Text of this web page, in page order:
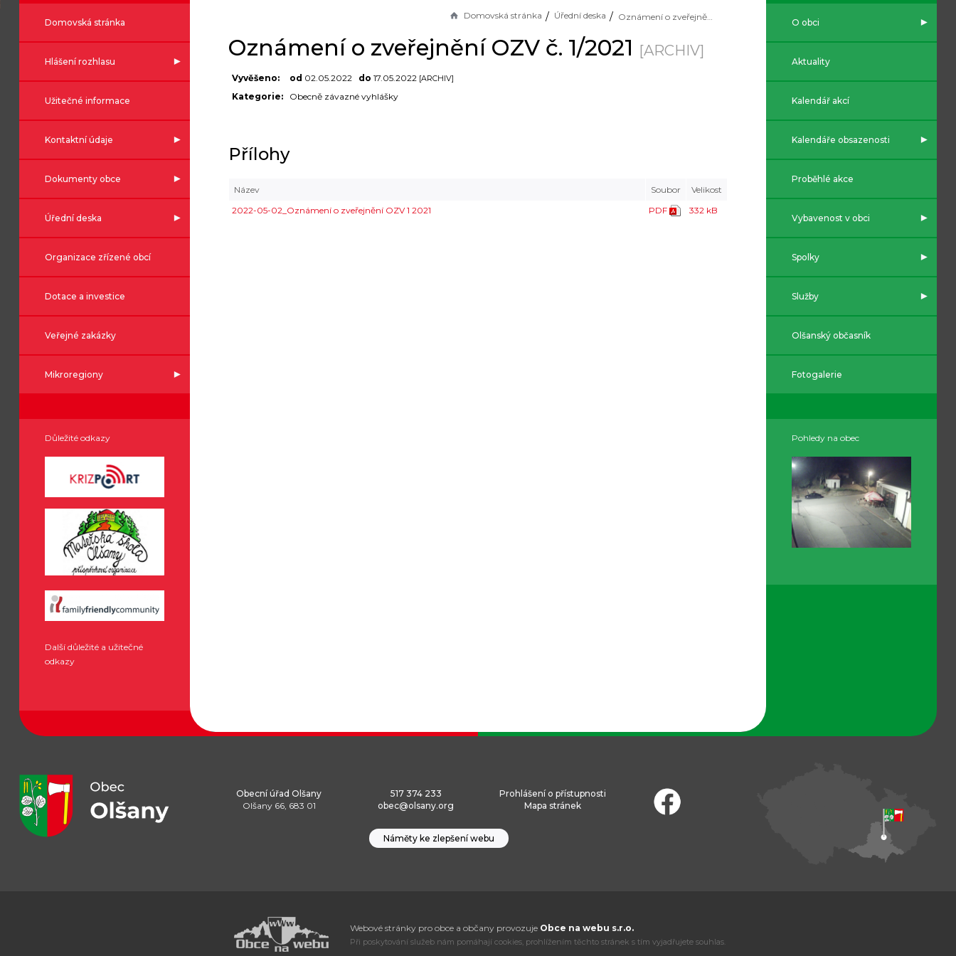
Domovská stránka
Hlášení rozhlasu
Užitečné informace
Kontaktní údaje
Dokumenty obce
Úřední deska
Organizace zřízené obcí
Dotace a investice
Veřejné zakázky
Mikroregiony
Důležité odkazy
Další důležité a užitečné
odkazy
Domovská stránka Úřední deska Oznámení o zveřejnění OZV č. 1/2021
Oznámení o zveřejnění OZV č. 1/2021 [ARCHIV]
Vyvěšeno: od 02.05.2022 do 17.05.2022 [ARCHIV]
Kategorie: Obecně závazné vyhlášky
Přílohy
Název Soubor
Velikost
2022-05-02_Oznámení o zveřejnění OZV 1 2021
PDF 332 kB
O obci
Aktuality
Kalendář akcí
Kalendáře obsazenosti
Proběhlé akce
Vybavenost v obci
Spolky
Služby
Olšanský občasník
Fotogalerie
Pohledy na obec
Obecní úřad Olšany
Olšany 66, 683 01
517 374 233
obec@olsany.org
Prohlášení o přístupnosti
Mapa stránek
Náměty ke zlepšení webu
Webové stránky pro obce a občany provozuje Obce na webu s.r.o.
Při poskytování služeb nám pomáhají cookies, prohlížením těchto stránek s tím vyjadřujete souhlas.